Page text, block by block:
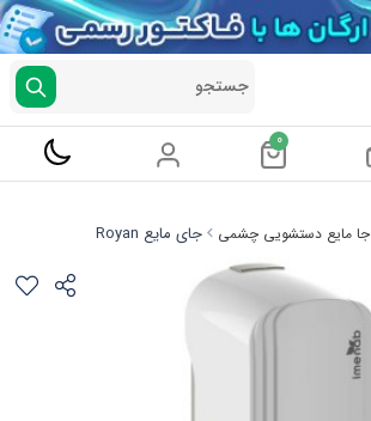
جا مایع دستشویی چشمی جای مایع Royan
جستجو
0